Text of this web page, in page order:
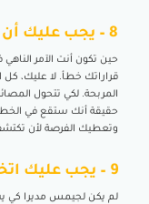
8 – يجب عليك أن تسامح نفسك
قراراتك خطأ. لا عليك،
المربحة. لكي تتحول
حقيقة أنك ستقع في
وتعطيك الفرصة لأن
9 – يجب عليك اتخاذ قرارات صعبة
لم يكن لجيمس مديرا كي